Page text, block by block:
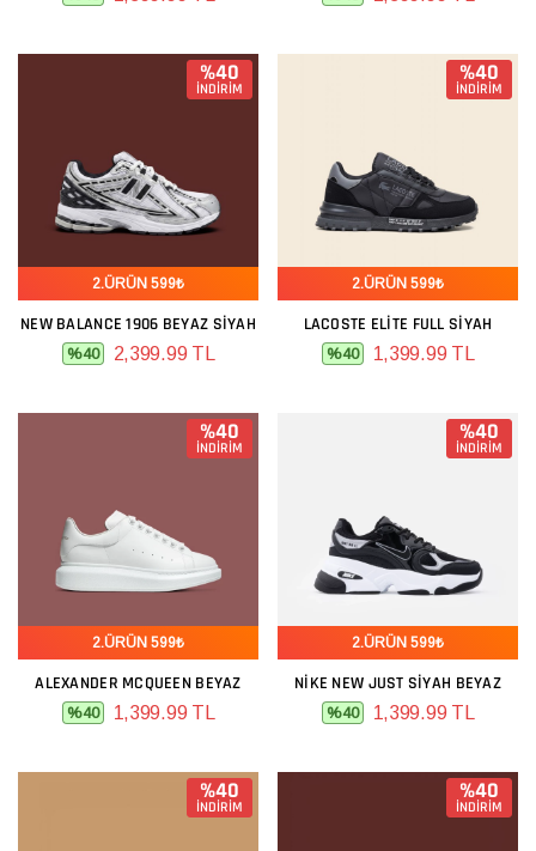
%40
İNDİRİM
2.ÜRÜN 599₺
NEW BALANCE 1906 BEYAZ SIYAH
%40 2,399.99 TL
%40
İNDİRİM
2.ÜRÜN 599₺
LACOSTE ELITE FULL SIYAH
%40 1,399.99 TL
%40
İNDİRİM
2.ÜRÜN 599₺
ALEXANDER MCQUEEN BEYAZ
%40 1,399.99 TL
%40
İNDİRİM
2.ÜRÜN 599₺
NIKE NEW JUST SIYAH BEYAZ
%40 1,399.99 TL
%40
İNDİRİM
%40
İNDİRİM